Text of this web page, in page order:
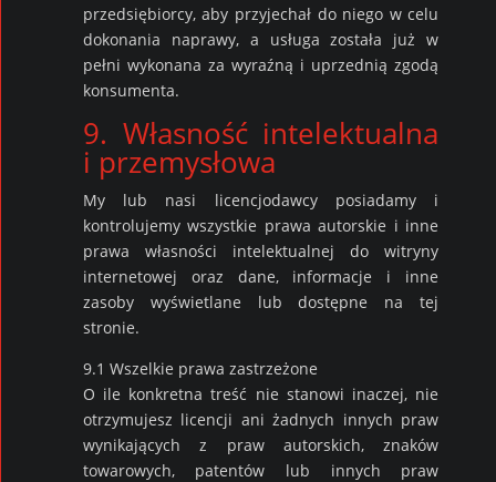
przedsiębiorcy, aby przyjechał do niego w celu
dokonania naprawy, a usługa została już w
pełni wykonana za wyraźną i uprzednią zgodą
konsumenta.
9. Własność intelektualna
i przemysłowa
My lub nasi licencjodawcy posiadamy i
kontrolujemy wszystkie prawa autorskie i inne
prawa własności intelektualnej do witryny
internetowej oraz dane, informacje i inne
zasoby wyświetlane lub dostępne na tej
stronie.
9.1 Wszelkie prawa zastrzeżone
O ile konkretna treść nie stanowi inaczej, nie
otrzymujesz licencji ani żadnych innych praw
wynikających z praw autorskich, znaków
towarowych, patentów lub innych praw